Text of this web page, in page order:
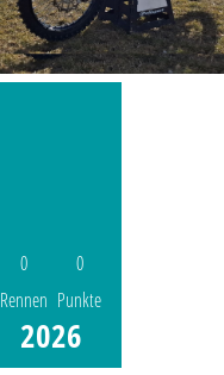
0
Rennen
0
Punkte
2026